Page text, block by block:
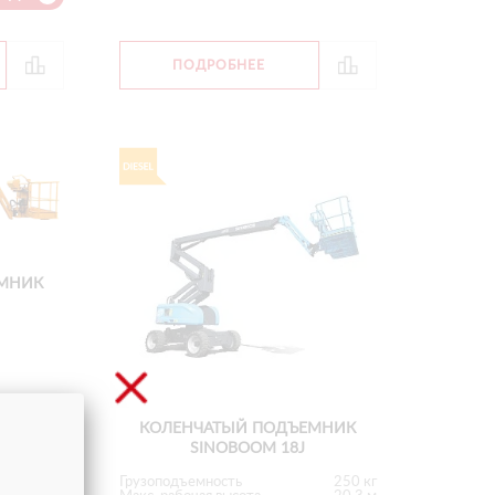
ПОДРОБНЕЕ
КОЛЕНЧАТЫЙ ПОДЪЕМНИК
SINOBOOM 18J
Грузоподъемность
250 кг